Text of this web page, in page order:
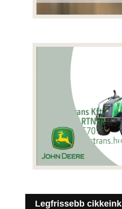
Legfrissebb cikkeink